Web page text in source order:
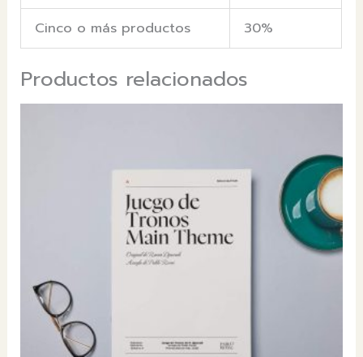
Cinco o más productos
30%
Productos relacionados